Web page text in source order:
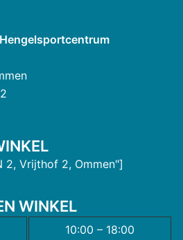
2, Vrijthof 2, Ommen"]
WINKEL
10:00 – 18:00